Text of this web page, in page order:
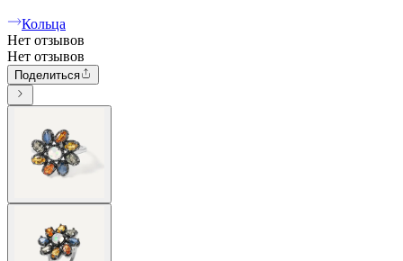
Кольца
Нет отзывов
Нет отзывов
Поделиться